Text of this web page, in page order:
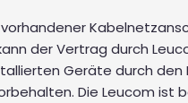
der Vertrag durch
Geräte durch den
Die Leucom ist